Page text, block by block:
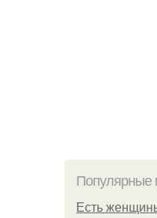
Популярные
Есть